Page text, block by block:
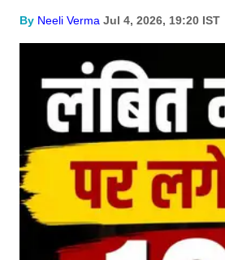
By Neeli Verma Jul 4, 2026, 19:20 IST